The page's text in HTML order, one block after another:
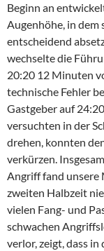
Beginn an
Augenhöhe, in dem
entscheidend
wechselte die
20:20 12 Minuten
technische Fehler
Gastgeber auf
versuchten in der
drehen, konnten
verkürzen.
Angriff fand unsere
zweiten Halbzeit
vielen Fang- und
schwachen
verlor, zeigt, dass in